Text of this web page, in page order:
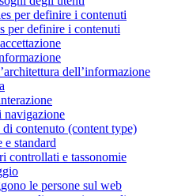
per definire i contenuti
per definire i contenuti
dell’informazione
navigazione
contenuto (content type)
standard
controllati e tassonomie
le persone sul web